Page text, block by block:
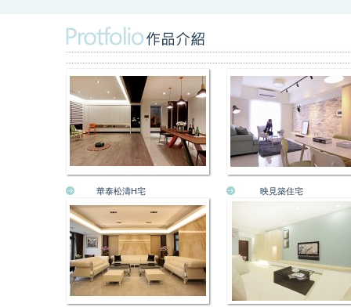
華泰松濤H宅 映見築住宅